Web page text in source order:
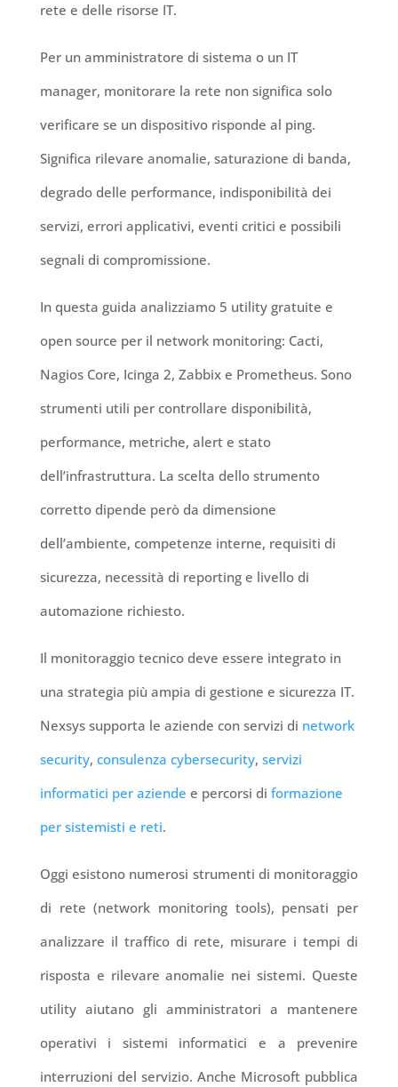
rete e delle risorse IT.
Per un amministratore di sistema o un IT
manager, monitorare la rete non significa solo
verificare se un dispositivo risponde al ping.
Significa rilevare anomalie, saturazione di banda,
degrado delle performance, indisponibilità dei
servizi, errori applicativi, eventi critici e possibili
segnali di compromissione.
In questa guida analizziamo 5 utility gratuite e
open source per il network monitoring: Cacti,
Nagios Core, Icinga 2, Zabbix e Prometheus. Sono
strumenti utili per controllare disponibilità,
performance, metriche, alert e stato
dell’infrastruttura. La scelta dello strumento
corretto dipende però da dimensione
dell’ambiente, competenze interne, requisiti di
sicurezza, necessità di reporting e livello di
automazione richiesto.
Il monitoraggio tecnico deve essere integrato in
una strategia più ampia di gestione e sicurezza IT.
Nexsys supporta le aziende con servizi di network
security, consulenza cybersecurity, servizi
informatici per aziende e percorsi di formazione
per sistemisti e reti.
Oggi esistono numerosi strumenti di monitoraggio
di rete (network monitoring tools), pensati per
analizzare il traffico di rete, misurare i tempi di
risposta e rilevare anomalie nei sistemi. Queste
utility aiutano gli amministratori a mantenere
operativi i sistemi informatici e a prevenire
interruzioni del servizio. Anche Microsoft pubblica